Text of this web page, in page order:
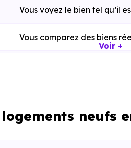
Vous voyez le bien tel qu’il
Vous comparez des biens
Possible plus rapidement
Voir +
logements